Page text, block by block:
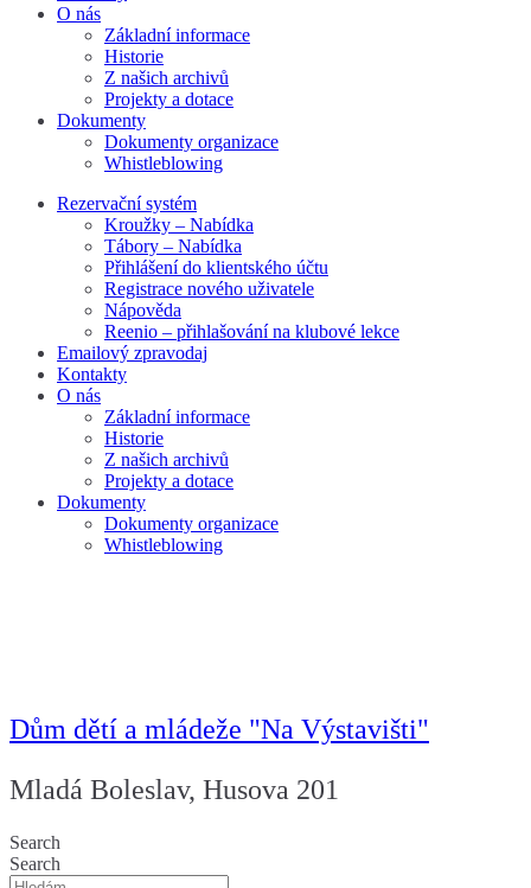
O nás
Základní informace
Historie
Z našich archivů
Projekty a dotace
Dokumenty
Dokumenty organizace
Whistleblowing
Rezervační systém
Kroužky – Nabídka
Tábory – Nabídka
Přihlášení do klientského účtu
Registrace nového uživatele
Nápověda
Reenio – přihlašování na klubové lekce
Emailový zpravodaj
Kontakty
O nás
Základní informace
Historie
Z našich archivů
Projekty a dotace
Dokumenty
Dokumenty organizace
Whistleblowing
Dům dětí a mládeže "Na Výstavišti"
Mladá Boleslav, Husova 201
Search
Search